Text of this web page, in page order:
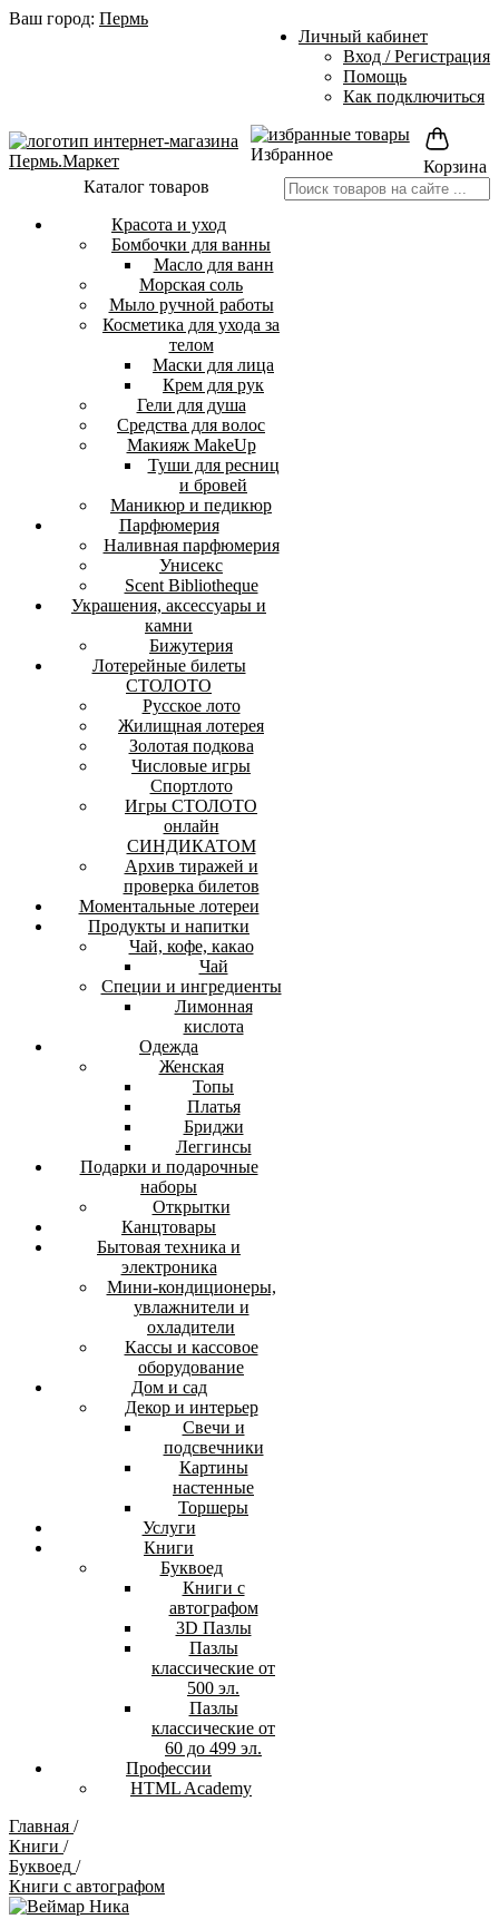
Ваш город: Пермь
Личный кабинет
Вход / Регистрация
Помощь
Как подключиться
Избранное
Корзина
Каталог товаров
Красота и уход
Бомбочки для ванны
Масло для ванн
Морская соль
Мыло ручной работы
Косметика для ухода за
телом
Маски для лица
Крем для рук
Гели для душа
Средства для волос
Макияж MakeUp
Туши для ресниц
и бровей
Маникюр и педикюр
Парфюмерия
Наливная парфюмерия
Унисекс
Scent Bibliotheque
Украшения, аксессуары и
камни
Бижутерия
Лотерейные билеты
СТОЛОТО
Русское лото
Жилищная лотерея
Золотая подкова
Числовые игры
Спортлото
Игры СТОЛОТО
онлайн
СИНДИКАТОМ
Архив тиражей и
проверка билетов
Моментальные лотереи
Продукты и напитки
Чай, кофе, какао
Чай
Специи и ингредиенты
Лимонная
кислота
Одежда
Женская
Топы
Платья
Бриджи
Леггинсы
Подарки и подарочные
наборы
Открытки
Канцтовары
Бытовая техника и
электроника
Мини-кондиционеры,
увлажнители и
охладители
Кассы и кассовое
оборудование
Дом и сад
Декор и интерьер
Свечи и
подсвечники
Картины
настенные
Торшеры
Услуги
Книги
Буквоед
Книги с
автографом
3D Пазлы
Пазлы
классические от
500 эл.
Пазлы
классические от
60 до 499 эл.
Профессии
HTML Academy
Главная /
Книги /
Буквоед /
Книги с автографом